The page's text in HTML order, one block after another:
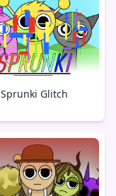
Sprunki Glitch